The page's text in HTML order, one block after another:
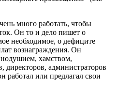
много работать, чтобы
Он то и дело пишет о
необходимое, о дефиците
вознаграждения. Он
хамством,
директоров, администраторов
работал или предлагал свои